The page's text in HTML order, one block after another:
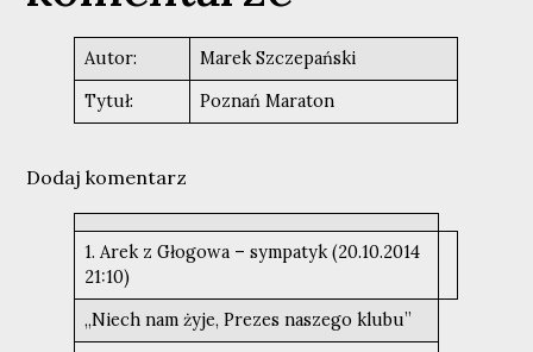
Autor:
Marek Szczepański
Tytuł:
Poznań Maraton
Dodaj komentarz
1. Arek z Głogowa – sympatyk (20.10.2014
21:10)
,,Niech nam żyje, Prezes naszego klubu”